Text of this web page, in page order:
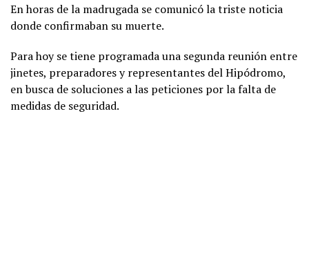
En horas de la madrugada se comunicó la triste noticia
donde confirmaban su muerte.
Para hoy se tiene programada una segunda reunión entre
jinetes, preparadores y representantes del Hipódromo,
en busca de soluciones a las peticiones por la falta de
medidas de seguridad.